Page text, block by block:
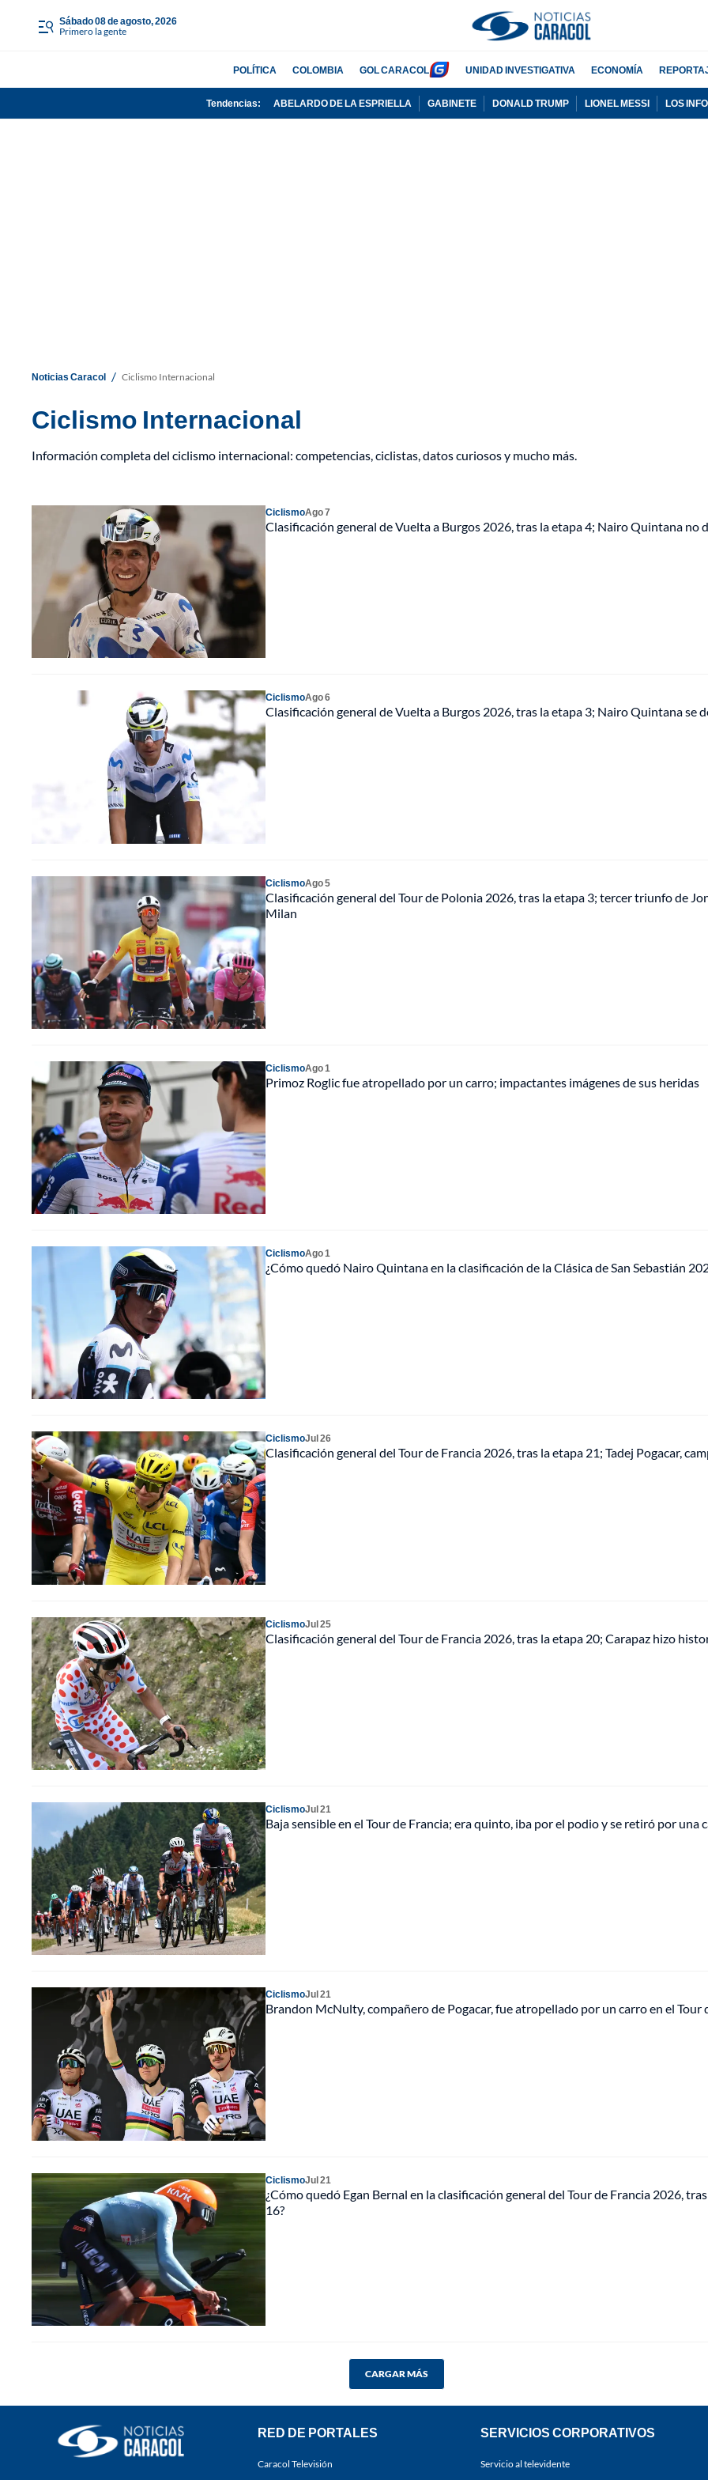
sábado 08 de agosto, 2026
Primero la gente
POLÍTICA COLOMBIA GOL CARACOL UNIDAD INVESTIGATIVA ECONOMÍA
Tendencias: ABELARDO DE LA ESPRIELLA GABINETE DONALD TRUMP LIONEL MESSI LOS
Noticias Caracol / Ciclismo Internacional
Ciclismo Internacional
Información completa del ciclismo internacional: competencias, ciclistas, datos curiosos y mucho más.
CiclismoAgo 7
Clasificación general de Vuelta a Burgos 2026, tras la etapa 4; Nairo Quintana no
CiclismoAgo 6
Clasificación general de Vuelta a Burgos 2026, tras la etapa 3; Nairo Quintana se
CiclismoAgo 5
Clasificación general del Tour de Polonia 2026, tras la etapa 3; tercer triunfo de
Milan
CiclismoAgo 1
Primoz Roglic fue atropellado por un carro; impactantes imágenes de sus heridas
CiclismoAgo 1
¿Cómo quedó Nairo Quintana en la clasificación de la Clásica de San Sebastián
CiclismoJul 26
Clasificación general del Tour de Francia 2026, tras la etapa 21; Tadej Pogacar,
CiclismoJul 25
Clasificación general del Tour de Francia 2026, tras la etapa 20; Carapaz hizo
CiclismoJul 21
Baja sensible en el Tour de Francia; era quinto, iba por el podio y se retiró por una
CiclismoJul 21
Brandon McNulty, compañero de Pogacar, fue atropellado por un carro en el Tour
CiclismoJul 21
¿Cómo quedó Egan Bernal en la clasificación general del Tour de Francia 2026,
16?
CARGAR MÁS
RED DE PORTALES
Caracol Televisión
SERVICIOS CORPORATIVOS
Servicio al televidente